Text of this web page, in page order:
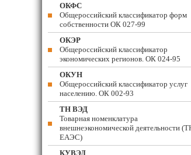
ОКФС
Общероссийский классификатор форм
собственности ОК 027-99
ОКЭР
Общероссийский классификатор
экономических регионов. ОК 024-95
ОКУН
Общероссийский классификатор услуг
населению. ОК 002-93
ТН ВЭД
Товарная номенклатура
внешнеэкономической деятельности
ЕАЭС)
КУВЭД